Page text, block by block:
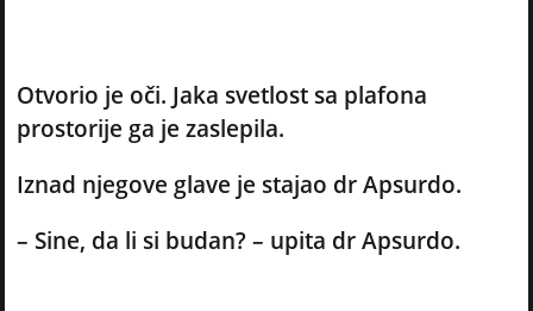
Otvorio je oči. Jaka svetlost sa plafona
prostorije ga je zaslepila.
Iznad njegove glave je stajao dr Apsurdo.
– Sine, da li si budan? – upita dr Apsurdo.